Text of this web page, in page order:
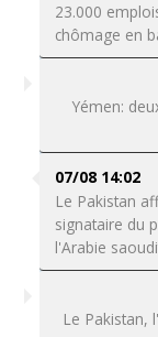
23.000
chômage en
Yémen:
07/08 14:02
Le Pakistan
signataire du
l'Arabie
Le Pakistan,